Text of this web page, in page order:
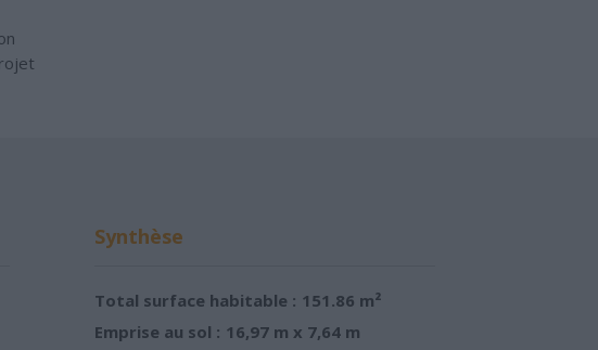
Synthèse
Total surface habitable : 151.86 m²
Emprise au sol : 16,97 m x 7,64 m